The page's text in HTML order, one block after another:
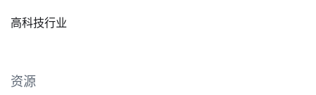
高科技行业
资源